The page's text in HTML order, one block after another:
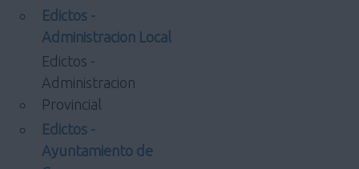
Edictos -
Administracion Local
Edictos -
Administracion
Provincial
Edictos -
Ayuntamiento de